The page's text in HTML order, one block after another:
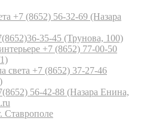
+7 (8652) 56-32-69 (Назара
35-45 (Трунова, 100)
+7 (8652) 77-00-50
света +7 (8652) 37-27-46
56-42-88 (Назара Енина,
Ставрополе